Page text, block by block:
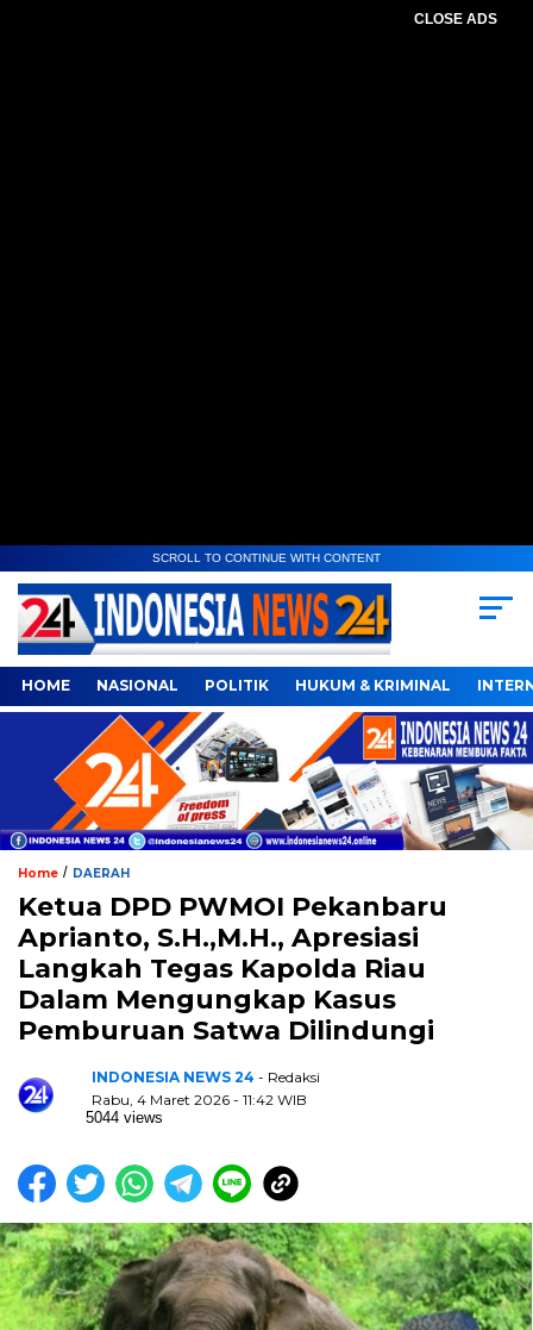
CLOSE ADS
SCROLL TO CONTINUE WITH CONTENT
HOME NASIONAL POLITIK HUKUM & KRIMINAL
Home / DAERAH
Ketua DPD PWMOI Pekanbaru
Aprianto, S.H.,M.H., Apresiasi
Langkah Tegas Kapolda Riau
Dalam Mengungkap Kasus
Pemburuan Satwa Dilindungi
INDONESIA NEWS 24 - Redaksi
Rabu, 4 Maret 2026 - 11:42 WIB
5044 views